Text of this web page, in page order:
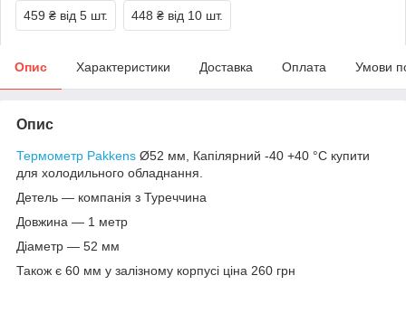
459 ₴ від 5 шт. 448 ₴ від 10 шт.
Опис Характеристики Доставка Оплата Умови
Опис
Термометр Pakkens Ø52 мм, Капілярний -40 +40 °C купити
для холодильного обладнання.
Детель — компанія з Туреччина
Довжина — 1 метр
Діаметр — 52 мм
Також є 60 мм у залізному корпусі ціна 260 грн